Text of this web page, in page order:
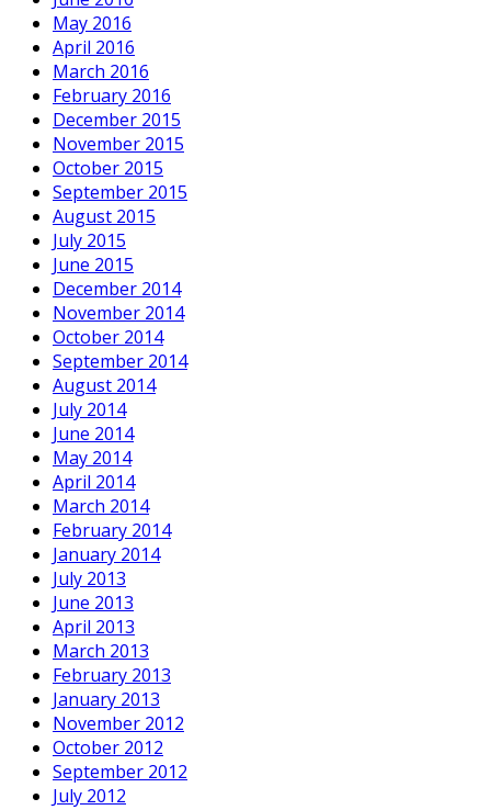
May 2016
April 2016
March 2016
February 2016
December 2015
November 2015
October 2015
September 2015
August 2015
July 2015
June 2015
December 2014
November 2014
October 2014
September 2014
August 2014
July 2014
June 2014
May 2014
April 2014
March 2014
February 2014
January 2014
July 2013
June 2013
April 2013
March 2013
February 2013
January 2013
November 2012
October 2012
September 2012
July 2012